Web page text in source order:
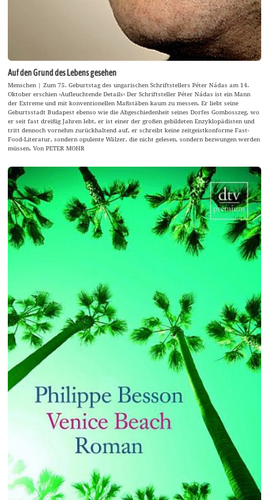
Auf den Grund des Lebens gesehen
Menschen | Zum 75. Geburtstag des ungarischen Schriftstellers Péter Nádas am 14.
Oktober erschien ›Aufleuchtende Details‹ Der Schriftsteller Péter Nádas ist ein Mann
der Extreme und mit konventionellen Maßstäben kaum zu messen. Er liebt seine
Geburtsstadt Budapest ebenso wie die Abgeschiedenheit seines Dorfes Gombosszeg, wo
er seit fast dreißig Jahren lebt, er ist einer der großen gebildeten Enzyklopädisten und
tritt dennoch vornehm zurückhaltend auf, er schreibt keine zeitgeistkonforme Fast-
Food-Literatur, sondern opulente Wälzer, die nicht gelesen, sondern bezwungen werden
müssen. Von PETER MOHR